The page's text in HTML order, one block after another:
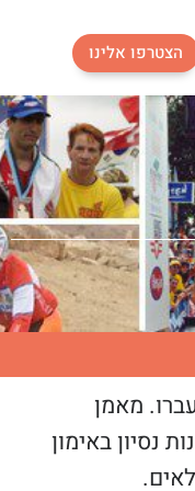
אלינו
מאמן
עם מעל 25 שנות נסיון באימון